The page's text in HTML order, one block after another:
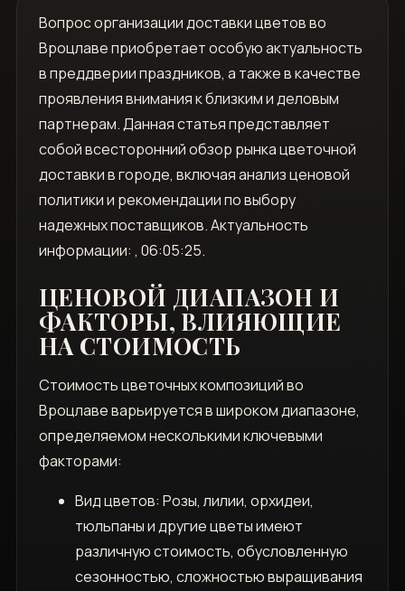
Вопрос организации доставки цветов во
Вроцлаве приобретает особую актуальность
в преддверии праздников, а также в качестве
проявления внимания к близким и деловым
партнерам. Данная статья представляет
собой всесторонний обзор рынка цветочной
доставки в городе, включая анализ ценовой
политики и рекомендации по выбору
надежных поставщиков. Актуальность
информации: , 06:05:25.
ЦЕНОВОЙ ДИАПАЗОН И
ФАКТОРЫ, ВЛИЯЮЩИЕ
НА СТОИМОСТЬ
Стоимость цветочных композиций во
Вроцлаве варьируется в широком диапазоне,
определяемом несколькими ключевыми
факторами:
Вид цветов: Розы, лилии, орхидеи,
тюльпаны и другие цветы имеют
различную стоимость, обусловленную
сезонностью, сложностью выращивания